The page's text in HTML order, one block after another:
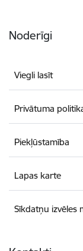
Noderīgi
Viegli lasīt
Privātuma
Piekļūstamība
Lapas karte
Sīkdatņu izvēles